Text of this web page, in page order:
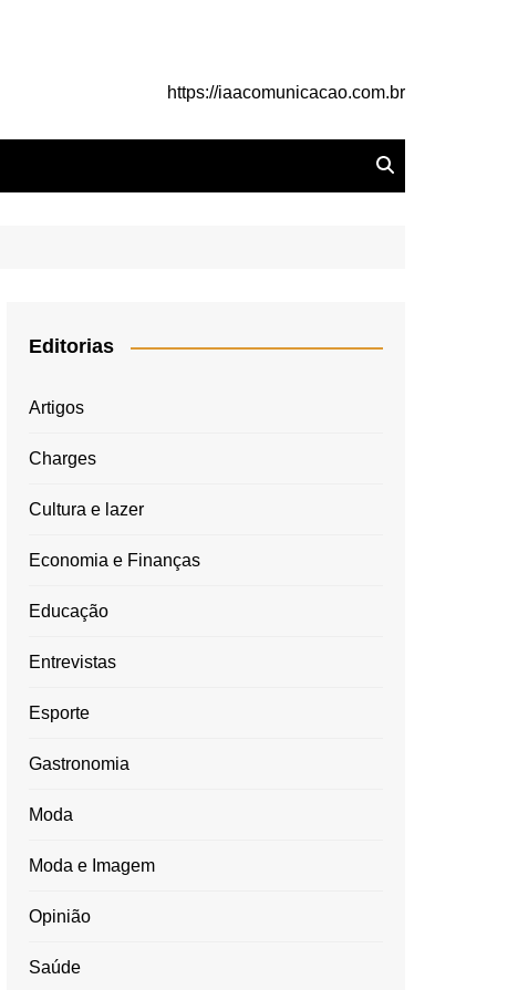
https://iaacomunicacao.com.br
Editorias
Artigos
Charges
Cultura e lazer
Economia e Finanças
Educação
Entrevistas
Esporte
Gastronomia
Moda
Moda e Imagem
Opinião
Saúde